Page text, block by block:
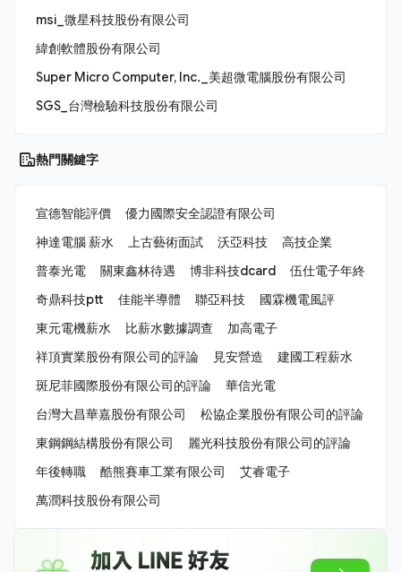
msi_微星科技股份有限公司
緯創軟體股份有限公司
Super Micro Computer, Inc._美超微電腦股份有限公司
SGS_台灣檢驗科技股份有限公司
熱門關鍵字
宣德智能評價
優力國際安全認證有限公司
神達電腦 薪水
上古藝術面試 沃亞科技
高技企業
普泰光電
關東鑫林待遇 博非科技dcard
伍仕電子年終
奇鼎科技ptt
佳能半導體 聯亞科技
國霖機電風評
東元電機薪水
比薪水數據調查
加高電子
祥頂實業股份有限公司的評論
見安營造
建國工程薪水
斑尼菲國際股份有限公司的評論
華信光電
台灣大昌華嘉股份有限公司
松協企業股份有限公司的評論
東鋼鋼結構股份有限公司
麗光科技股份有限公司的評論
年後轉職
酷熊賽車工業有限公司
艾睿電子
萬潤科技股份有限公司